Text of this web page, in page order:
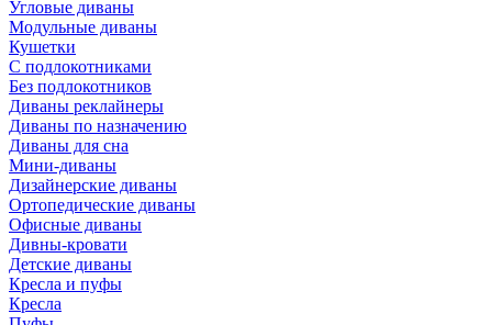
Угловые диваны
Модульные диваны
Кушетки
С подлокотниками
Без подлокотников
Диваны реклайнеры
Диваны по назначению
Диваны для сна
Мини-диваны
Дизайнерские диваны
Ортопедические диваны
Офисные диваны
Дивны-кровати
Детские диваны
Кресла и пуфы
Кресла